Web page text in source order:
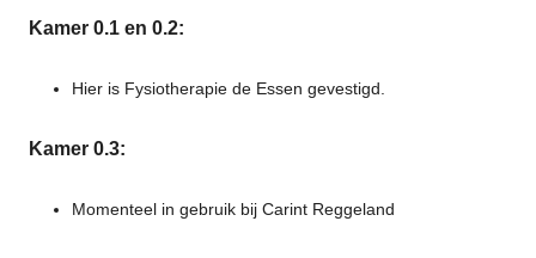
Kamer 0.1 en 0.2:
Hier is Fysiotherapie de Essen gevestigd.
Kamer 0.3:
Momenteel in gebruik bij Carint Reggeland